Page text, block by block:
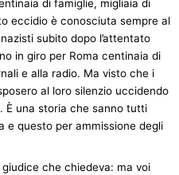
di famiglie, migliaia di
eccidio è conosciuta sempre al
subito dopo l’attentato
in giro per Roma centinaia di
e alla radio. Ma visto che i
al loro silenzio uccidendo
È una storia che sanno tutti
e questo per ammissione degli
giudice che chiedeva: ma voi